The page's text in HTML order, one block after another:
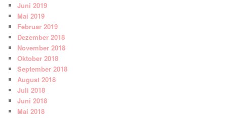
Juni 2019
Mai 2019
Februar 2019
Dezember 2018
November 2018
Oktober 2018
September 2018
August 2018
Juli 2018
Juni 2018
Mai 2018